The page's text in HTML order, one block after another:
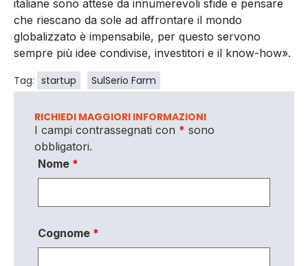
italiane sono attese da innumerevoli sfide e pensare
che riescano da sole ad affrontare il mondo
globalizzato è impensabile, per questo servono
sempre più idee condivise, investitori e il know-how».
Tag: startup SulSerio Farm
RICHIEDI MAGGIORI INFORMAZIONI
I campi contrassegnati con * sono
obbligatori.
Nome *
Cognome *